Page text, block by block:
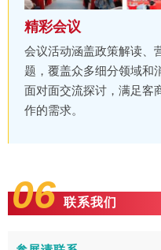
精彩会议
会议活动涵盖政策解读、
题，覆盖众多细分领域和
面对面交流探讨，满足客
作的需求。
06 联系我们